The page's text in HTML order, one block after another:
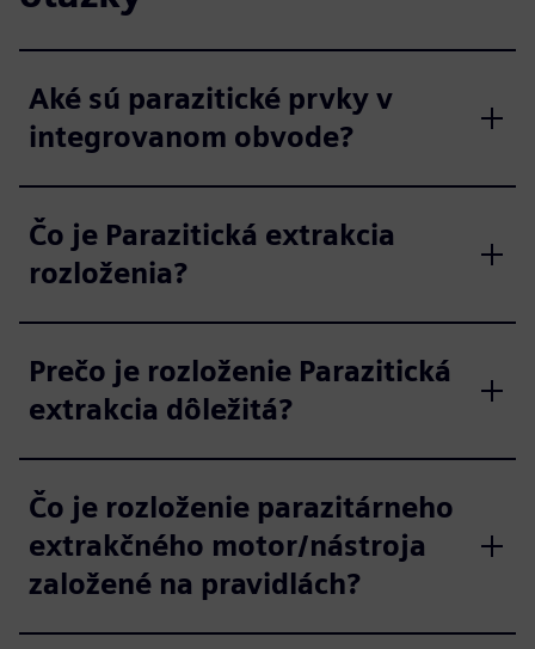
Aké sú parazitické prvky v
integrovanom obvode?
Čo je Parazitická extrakcia
rozloženia?
Prečo je rozloženie Parazitická
extrakcia dôležitá?
Čo je rozloženie parazitárneho
extrakčného motor/nástroja
založené na pravidlách?